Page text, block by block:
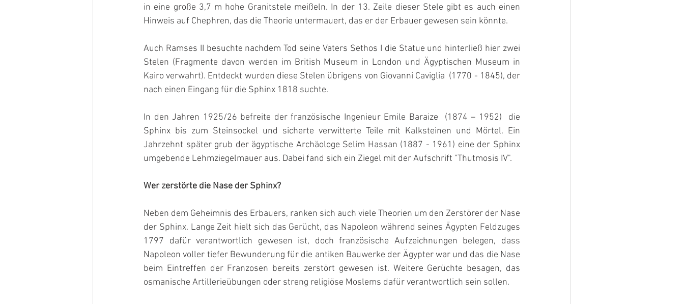
in eine große 3,7 m hohe Granitstele meißeln. In der 13. Zeile dieser Stele gibt es auch einen
Hinweis auf Chephren, das die Theorie untermauert, das er der Erbauer gewesen sein könnte.
Auch Ramses II besuchte nachdem Tod seine Vaters Sethos I die Statue und hinterließ hier zwei
Stelen (Fragmente davon werden im British Museum in London und Ägyptischen Museum in
Kairo verwahrt). Entdeckt wurden diese Stelen übrigens von Giovanni Caviglia  (1770 - 1845), der
nach einen Eingang für die Sphinx 1818 suchte.
In den Jahren 1925/26 befreite der französische Ingenieur Emile Baraize  (1874 – 1952)  die
Sphinx bis zum Steinsockel und sicherte verwitterte Teile mit Kalksteinen und Mörtel. Ein
Jahrzehnt später grub der ägyptische Archäologe Selim Hassan (1887 - 1961) eine der Sphinx
umgebende Lehmziegelmauer aus. Dabei fand sich ein Ziegel mit der Aufschrift "Thutmosis IV".
Wer zerstörte die Nase der Sphinx?
Neben dem Geheimnis des Erbauers, ranken sich auch viele Theorien um den Zerstörer der Nase
der Sphinx. Lange Zeit hielt sich das Gerücht, das Napoleon während seines Ägypten Feldzuges
1797 dafür verantwortlich gewesen ist, doch französische Aufzeichnungen belegen, dass
Napoleon voller tiefer Bewunderung für die antiken Bauwerke der Ägypter war und das die Nase
beim Eintreffen der Franzosen bereits zerstört gewesen ist. Weitere Gerüchte besagen, das
osmanische Artillerieübungen oder streng religiöse Moslems dafür verantwortlich sein sollen.